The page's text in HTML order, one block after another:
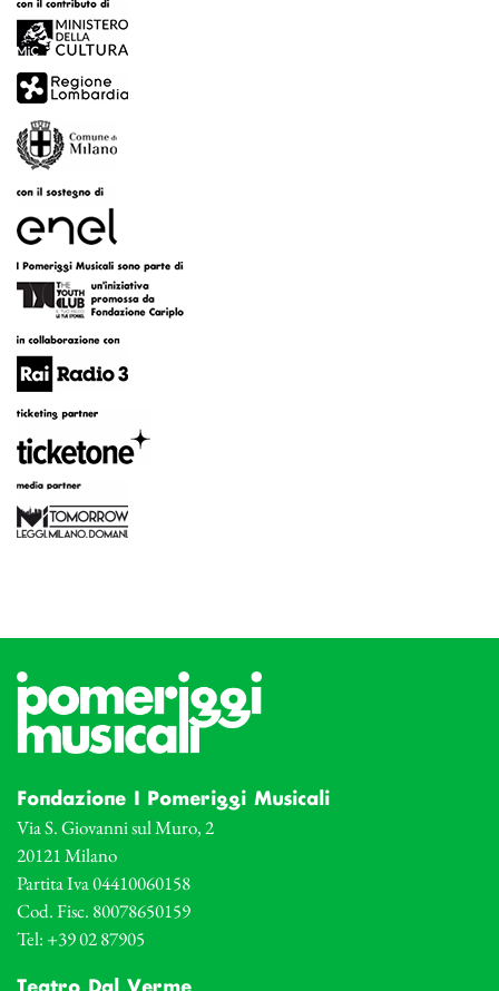
Fondazione I Pomeriggi Musicali
Via S. Giovanni sul Muro, 2
20121 Milano
Partita Iva 04410060158
Cod. Fisc. 80078650159
Tel: +39 02 87905